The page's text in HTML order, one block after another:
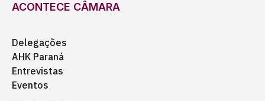
ACONTECE CÂMARA
Delegações
AHK Paraná
Entrevistas
Eventos